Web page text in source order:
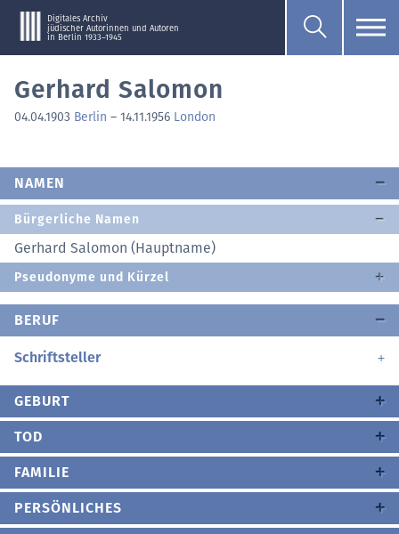
Digitales Archiv
jüdischer Autorinnen und Autoren
in Berlin 1933–1945
Gerhard Salomon
04.04.1903 Berlin – 14.11.1956 London
NAMEN
Bürgerliche Namen
Gerhard Salomon (Hauptname)
Pseudonyme und Kürzel
BERUF
Schriftsteller
GEBURT
TOD
FAMILIE
PERSÖNLICHES